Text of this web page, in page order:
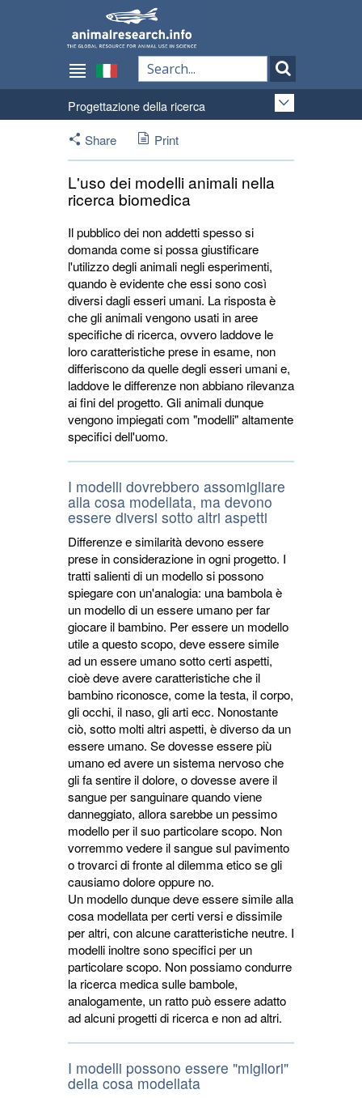
Progettazione della ricerca
Share
Print
L'uso dei modelli animali nella
ricerca biomedica
Il pubblico dei non addetti spesso si
domanda come si possa giustificare
l'utilizzo degli animali negli esperimenti,
quando è evidente che essi sono così
diversi dagli esseri umani. La risposta è
che gli animali vengono usati in aree
specifiche di ricerca, ovvero laddove le
loro caratteristiche prese in esame, non
differiscono da quelle degli esseri umani e,
laddove le differenze non abbiano rilevanza
ai fini del progetto. Gli animali dunque
vengono impiegati com "modelli" altamente
specifici dell'uomo.
I modelli dovrebbero assomigliare
alla cosa modellata, ma devono
essere diversi sotto altri aspetti
Differenze e similarità devono essere
prese in considerazione in ogni progetto. I
tratti salienti di un modello si possono
spiegare con un'analogia: una bambola è
un modello di un essere umano per far
giocare il bambino. Per essere un modello
utile a questo scopo, deve essere simile
ad un essere umano sotto certi aspetti,
cioè deve avere caratteristiche che il
bambino riconosce, come la testa, il corpo,
gli occhi, il naso, gli arti ecc. Nonostante
ciò, sotto molti altri aspetti, è diverso da un
essere umano. Se dovesse essere più
umano ed avere un sistema nervoso che
gli fa sentire il dolore, o dovesse avere il
sangue per sanguinare quando viene
danneggiato, allora sarebbe un pessimo
modello per il suo particolare scopo. Non
vorremmo vedere il sangue sul pavimento
o trovarci di fronte al dilemma etico se gli
causiamo dolore oppure no.
Un modello dunque deve essere simile alla
cosa modellata per certi versi e dissimile
per altri, con alcune caratteristiche neutre. I
modelli inoltre sono specifici per un
particolare scopo. Non possiamo condurre
la ricerca medica sulle bambole,
analogamente, un ratto può essere adatto
ad alcuni progetti di ricerca e non ad altri.
I modelli possono essere "migliori"
della cosa modellata